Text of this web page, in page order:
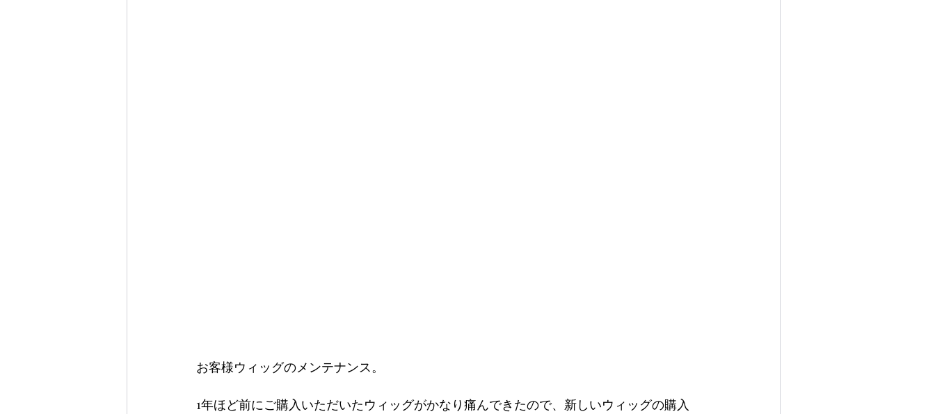
お客様ウィッグのメンテナンス。
1年ほど前にご購入いただいたウィッグがかなり痛んできたので、新しいウィッグの購入